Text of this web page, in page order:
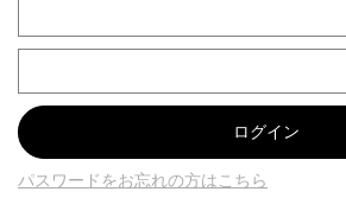
パスワードをお忘れの方はこちら